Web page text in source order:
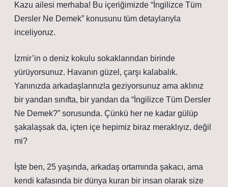
Kazu ailesi merhaba! Bu içeriğimizde “İngilizce Tüm
Dersler Ne Demek” konusunu tüm detaylarıyla
inceliyoruz.
İzmir’in o deniz kokulu sokaklarından birinde
yürüyorsunuz. Havanın güzel, çarşı kalabalık.
Yanınızda arkadaşlarınızla geziyorsunuz ama aklınız
bir yandan sınıfta, bir yandan da “İngilizce Tüm Dersler
Ne Demek?” sorusunda. Çünkü her ne kadar gülüp
şakalaşsak da, içten içe hepimiz biraz meraklıyız, değil
mi?
İşte ben, 25 yaşında, arkadaş ortamında şakacı, ama
kendi kafasında bir dünya kuran bir insan olarak size